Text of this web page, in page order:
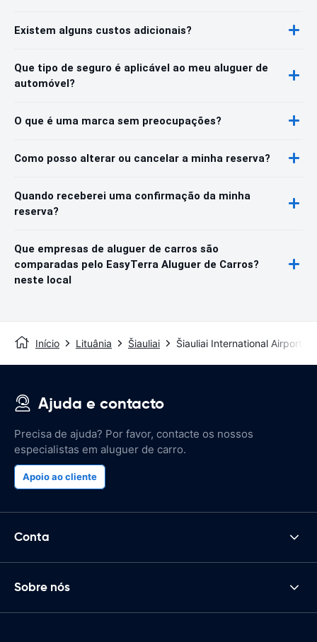
Existem alguns custos adicionais?
Que tipo de seguro é aplicável ao meu aluguer de
automóvel?
O que é uma marca sem preocupações?
Como posso alterar ou cancelar a minha reserva?
Quando receberei uma confirmação da minha
reserva?
Que empresas de aluguer de carros são
comparadas pelo EasyTerra Aluguer de Carros?
neste local
Início Lituânia Šiauliai Šiauliai International Airport
Ajuda e contacto
Precisa de ajuda? Por favor, contacte os nossos
especialistas em aluguer de carro.
Apoio ao cliente
Conta
Sobre nós